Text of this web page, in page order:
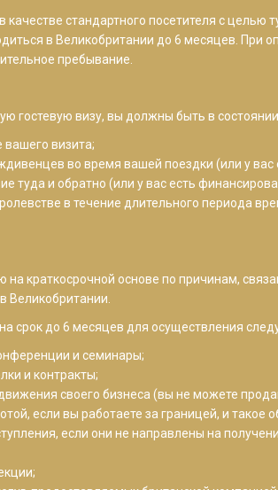
стандартного посетителя с
в Великобритании до 6 месяцев. При
пребывание.
гостевую визу, вы должны быть в
визита;
во время вашей поездки (или у вас
туда и обратно (или у вас есть
в течение длительного периода
краткосрочной основе по причинам,
Великобритании.
срок до 6 месяцев для осуществления
и семинары;
и контракты;
своего бизнеса (вы не можете
если вы работаете за границей, и такое
если они не направлены на